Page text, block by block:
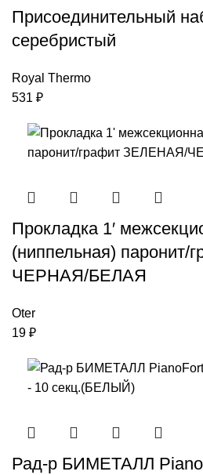
Присоединительный
серебристый
Royal Thermo
531 ₽
Прокладка 1′
(ниппельная)
ЧЕРНАЯ/БЕЛАЯ
Oter
19 ₽
Рад-р БИМЕТАЛЛ